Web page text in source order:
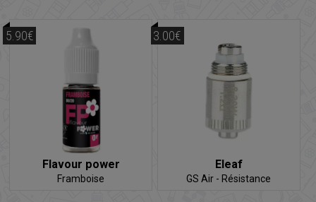
Flavour power
Framboise
5.90€
Eleaf
GS Air - Résistance
3.00€